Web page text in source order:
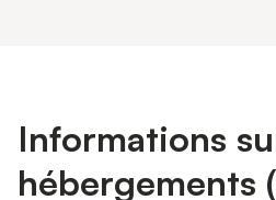
Informations
hébergements